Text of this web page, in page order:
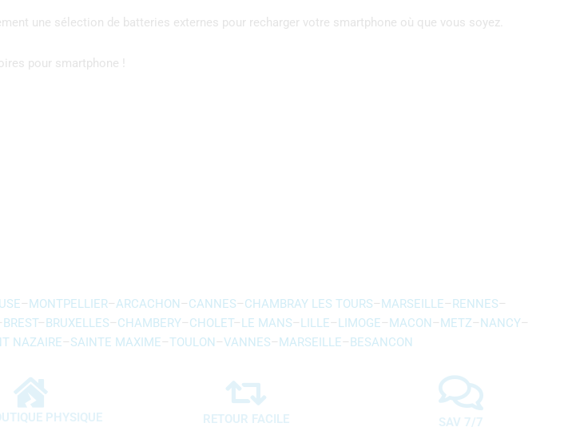
une sélection de batteries externes pour recharger votre smartphone où que vous soyez.
pour smartphone !
–MONTPELLIER–ARCACHON –CANNES–CHAMBRAY LES TOURS–MARSEILLE–RENNES–
BREST–BRUXELLES–CHAMBERY–CHOLET–LE MANS–LILLE–LIMOGE–MACON –METZ–NANCY–
NAZAIRE–SAINTE MAXIME–TOULON –VANNES–MARSEILLE–BESANCON
PHYSIQUE RETOUR FACILE
SAV 7/7